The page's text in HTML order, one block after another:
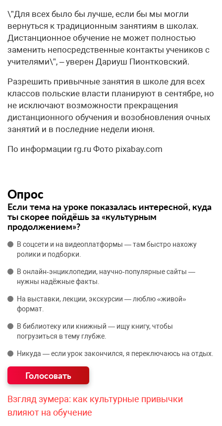
\”Для всех было бы лучше, если бы мы могли
вернуться к традиционным занятиям в школах.
Дистанционное обучение не может полностью
заменить непосредственные контакты учеников с
учителями\”, – уверен Дариуш Пионтковский.
Разрешить привычные занятия в школе для всех
классов польские власти планируют в сентябре, но
не исключают возможности прекращения
дистанционного обучения и возобновления очных
занятий и в последние недели июня.
По информации rg.ru Фото pixabay.com
Опрос
Если тема на уроке показалась интересной, куда
ты скорее пойдёшь за «культурным
продолжением»?
В соцсети и на видеоплатформы — там быстро нахожу
ролики и подборки.
В онлайн‑энциклопедии, научно‑популярные сайты —
нужны надёжные факты.
На выставки, лекции, экскурсии — люблю «живой»
формат.
В библиотеку или книжный — ищу книгу, чтобы
погрузиться в тему глубже.
Никуда — если урок закончился, я переключаюсь на отдых.
Взгляд зумера: как культурные привычки
влияют на обучение